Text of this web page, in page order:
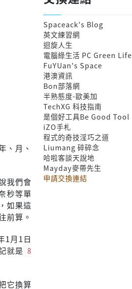
、月、
我們會
秒等單
如果這
前算。
1月1日
就是 8
它換算
Spaceack's Blog
英文練習網
迴旋人生
電腦綠生活 PC Green Life
FuYUan's Space
港澳資訊
Bon部落網
半熟態度-歐美加
TechXG 科技指南
是個好工具Be Good Tool
iZO手札
程式的奇技淫巧之道
Liumang 碎碎念
哈啦客談天說地
Mayday麥帶先生
申請交換連結